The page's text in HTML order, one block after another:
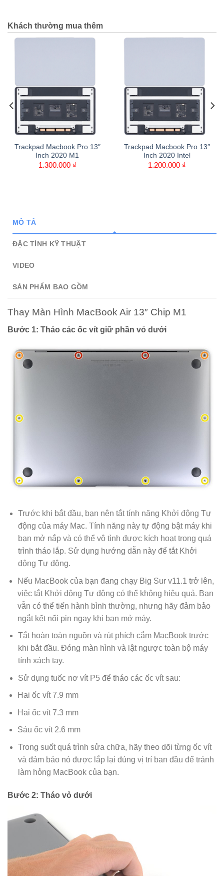
Khách thường mua thêm
Macbook Pro 13″
Inch 2020 M1
1.300.000₫
Trackpad Macbook Pro 13″
Inch 2020 Intel
1.200.000₫
MÔ TẢ
ĐẶC TÍNH KỸ THUẬT
VIDEO
SẢN PHẨM BAO GỒM
Thay Màn Hình MacBook Air 13″ Chip M1
Bước 1: Tháo các ốc vít giữ phần vỏ dưới
Trước khi bắt đầu, bạn nên tắt tính năng Khởi động Tự
động của máy Mac. Tính năng này tự động bật máy khi
bạn mở nắp và có thể vô tình được kích hoạt trong quá
trình tháo lắp. Sử dụng hướng dẫn này để tắt Khởi
động Tự động.
Nếu MacBook của bạn đang chạy Big Sur v11.1 trở lên,
việc tắt Khởi động Tự động có thể không hiệu quả. Bạn
vẫn có thể tiến hành bình thường, nhưng hãy đảm bảo
ngắt kết nối pin ngay khi bạn mở máy.
Tắt hoàn toàn nguồn và rút phích cắm MacBook trước
khi bắt đầu. Đóng màn hình và lật ngược toàn bộ máy
tính xách tay.
Sử dụng tuốc nơ vít P5 để tháo các ốc vít sau:
Hai ốc vít 7.9 mm
Hai ốc vít 7.3 mm
Sáu ốc vít 2.6 mm
Trong suốt quá trình sửa chữa, hãy theo dõi từng ốc vít
và đảm bảo nó được lắp lại đúng vị trí ban đầu để tránh
làm hỏng MacBook của bạn.
Bước 2: Tháo vỏ dưới